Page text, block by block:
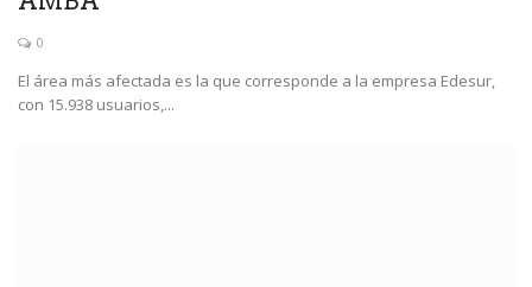
0
El área más afectada es la que corresponde a la empresa Edesur,
con 15.938 usuarios,...